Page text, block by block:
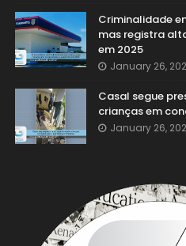
Criminalidade
mas registra
em 2025
January 26,
Casal segue
crianças em
January 26,